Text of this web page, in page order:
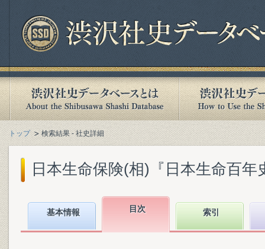
トップ 検索結果 - 社史詳細
日本生命保険(相)『日本生命百年
基本情報 目次 索引